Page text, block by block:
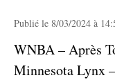
Publié le 8/03/2024 à
WNBA – Après
Minnesota Lynx